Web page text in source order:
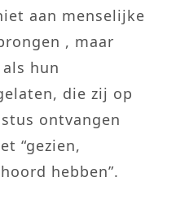
aan menselijke
, maar
hun
die zij op
ontvangen
“gezien,
hebben”.